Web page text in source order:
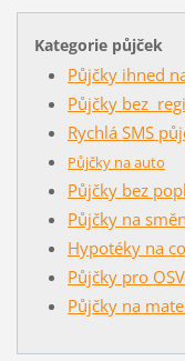
Kategorie půjček
Půjčky ihned
Půjčky bez
Rychlá SMS
Půjčky na auto
Půjčky bez
Půjčky na
Hypotéky na
Půjčky pro
Půjčky na